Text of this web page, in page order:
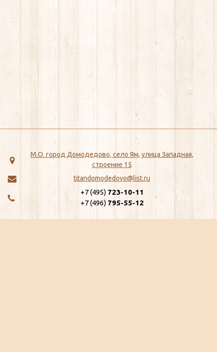
М.О. город Домодедово, село Ям, улица Западная,
строение 15
titandomodedovo@list.ru
+7 (495) 723-10-11
+7 (496) 795-55-12